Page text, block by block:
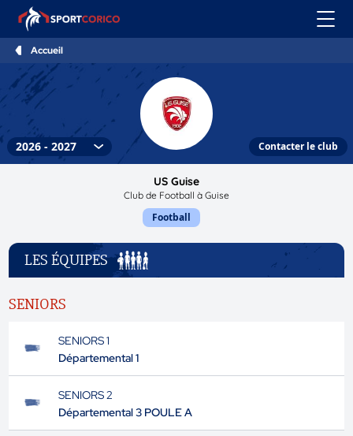
Accueil
Contacter le club
US Guise
Club de Football à Guise
Football
LES ÉQUIPES
SENIORS
SENIORS 1
Départemental 1
SENIORS 2
Départemental 3 POULE A